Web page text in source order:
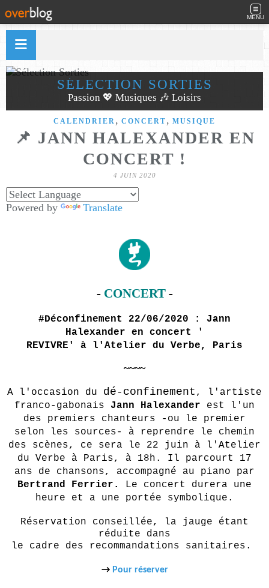
MENU
SÉLECTION SORTIES
Passion 💖 Musiques 🎶 Loisirs
CALENDRIER , CONCERT , MUSIQUE
📌 JANN HALEXANDER EN
CONCERT !
4 JUIN 2020
Powered by Translate
- CONCERT -
#Déconfinement 22/06/2020 : Jann
Halexander en concert '
REVIVRE' à l'Atelier du Verbe, Paris
~~~~
A l'occasion du dé-confinement , l'artiste
franco-gabonais Jann Halexander est l'un
des premiers chanteurs -ou le premier
selon les sources- à reprendre le chemin
des scènes, ce sera le 22 juin à l'Atelier
du Verbe à Paris, à 18h. Il parcourt 17
ans de chansons, accompagné au piano par
Bertrand Ferrier.
Le concert durera une
heure et a une portée symbolique.
Réservation conseillée, la jauge étant
réduite dans
le cadre des recommandations sanitaires.
→ Pour réserver